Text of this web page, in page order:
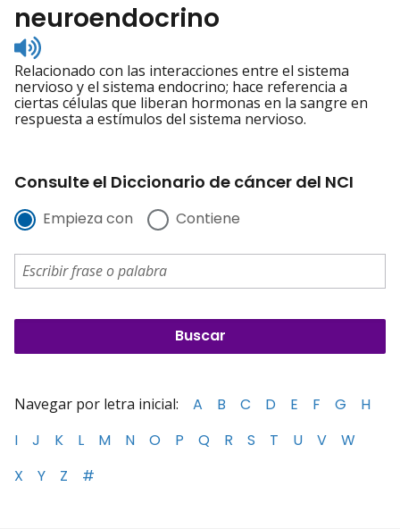
neuroendocrino
Listen
to
pronunciation
Relacionado con las interacciones entre el sistema
nervioso y el sistema endocrino; hace referencia a
ciertas células que liberan hormonas en la sangre en
respuesta a estímulos del sistema nervioso.
Consulte el Diccionario de cáncer del NCI
Empieza con Contiene
Navegar por letra inicial: A B C D E F G
H
I
J K L M N O P Q R S T U V
W
X
Y Z #